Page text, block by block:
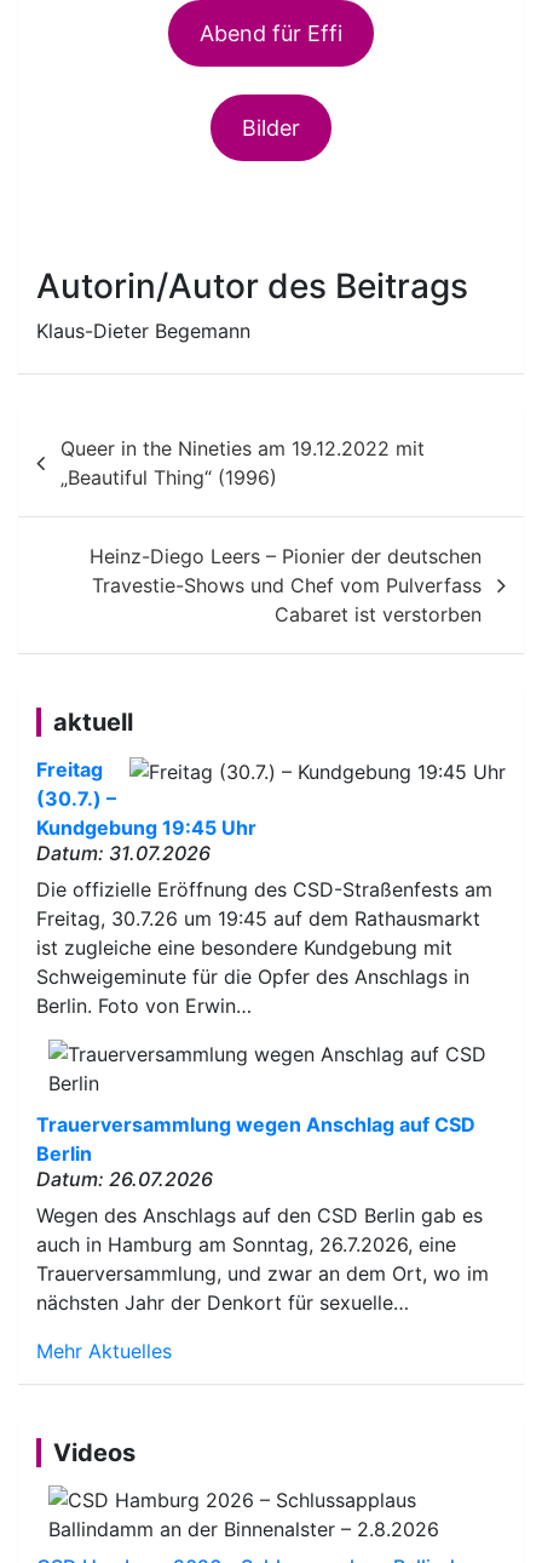
Abend für Effi
Bilder
Autorin/Autor des Beitrags
Klaus-Dieter Begemann
Beitragsnavigation
Queer in the Nineties am 19.12.2022 mit
„Beautiful Thing“ (1996)
Heinz-Diego Leers – Pionier der deutschen
Travestie-Shows und Chef vom Pulverfass
Cabaret ist verstorben
aktuell
Freitag
(30.7.) –
Kundgebung 19:45 Uhr
Datum: 31.07.2026
Die offizielle Eröffnung des CSD-Straßenfests am
Freitag, 30.7.26 um 19:45 auf dem Rathausmarkt
ist zugleiche eine besondere Kundgebung mit
Schweigeminute für die Opfer des Anschlags in
Berlin. Foto von Erwin…
Trauerversammlung wegen Anschlag auf CSD
Berlin
Datum: 26.07.2026
Wegen des Anschlags auf den CSD Berlin gab es
auch in Hamburg am Sonntag, 26.7.2026, eine
Trauerversammlung, und zwar an dem Ort, wo im
nächsten Jahr der Denkort für sexuelle…
Mehr Aktuelles
Videos